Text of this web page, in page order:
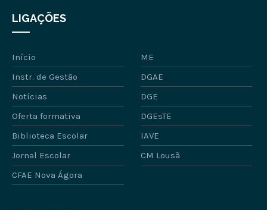
LIGAÇÕES
Início
ME
Instr. de Gestão
DGAE
Notícias
DGE
Oferta formativa
DGEsTE
Biblioteca Escolar
IAVE
Jornal Escolar
CM Lousã
CFAE Nova Ágora